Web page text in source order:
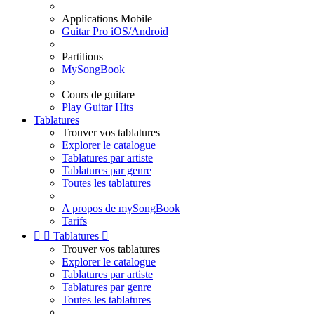
Applications Mobile
Guitar Pro iOS/Android
Partitions
MySongBook
Cours de guitare
Play Guitar Hits
Tablatures
Trouver vos tablatures
Explorer le catalogue
Tablatures par artiste
Tablatures par genre
Toutes les tablatures
A propos de mySongBook
Tarifs
  Tablatures 
Trouver vos tablatures
Explorer le catalogue
Tablatures par artiste
Tablatures par genre
Toutes les tablatures